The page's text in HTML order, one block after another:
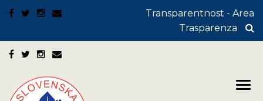
Transparentnost - Area
Trasparenza